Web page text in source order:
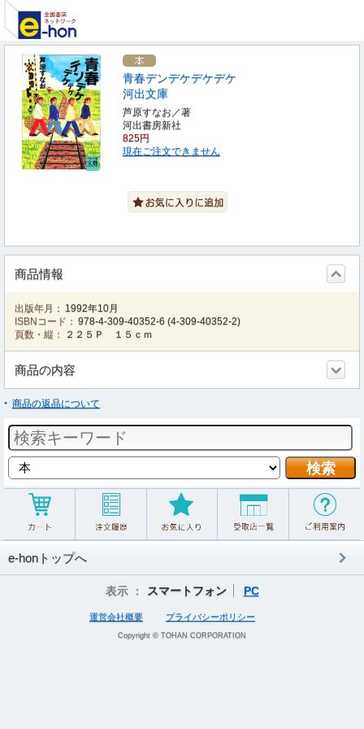
青春デンデケデケデケ
河出文庫
芦原すなお／著
河出書房新社
825円
現在ご注文できません
商品情報
出版年月： 1992年10月
ISBNコード： 978-4-309-40352-6 (4-309-40352-2)
頁数・縦：
２２５Ｐ １５ｃｍ
商品の内容
商品の返品について
e-honトップへ
表示 ： スマートフォン PC
運営会社概要 プライバシーポリシー
Copyright © TOHAN CORPORATION